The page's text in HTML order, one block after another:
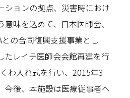
ションの拠点、災害時におけ
味を込めて、日本医師会、
の合同復興支援事業とし
たレイテ医師会会館再建を行
わ入れ式を行い、2015年3
今後、本施設は医療従事者へ